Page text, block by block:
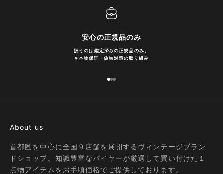
安心の正規品のみ
扱うのは鑑定済みの正規品のみ。
※本物保証・偽物対策の取り組み
I18n Error: Missing interpolation
I18n Error: Missing interpolation
I18n Error: Missing interpolation
About us
首都圏を中心に全国９店舗を展開するヴィンテージブラン
ドショップ。知識豊富なバイヤーが厳選して買い付けた１
点物アイテムをお手頃価格でご提供しております。